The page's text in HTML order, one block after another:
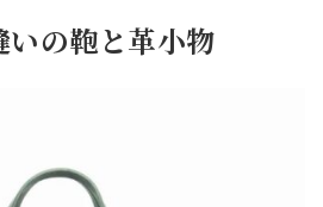
いの鞄と革小物